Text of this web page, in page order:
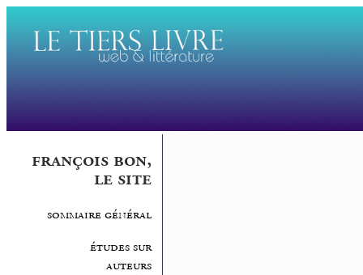
françois bon,
le site
sommaire général
études sur
auteurs